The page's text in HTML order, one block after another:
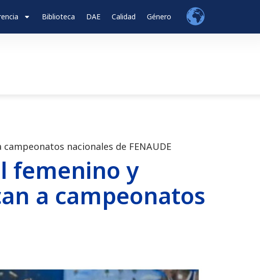
Biblioteca DAE Calidad Género
nacionales de FENAUDE
femenino y
a campeonatos